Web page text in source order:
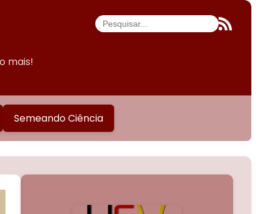
mais!
Semeando Ciência